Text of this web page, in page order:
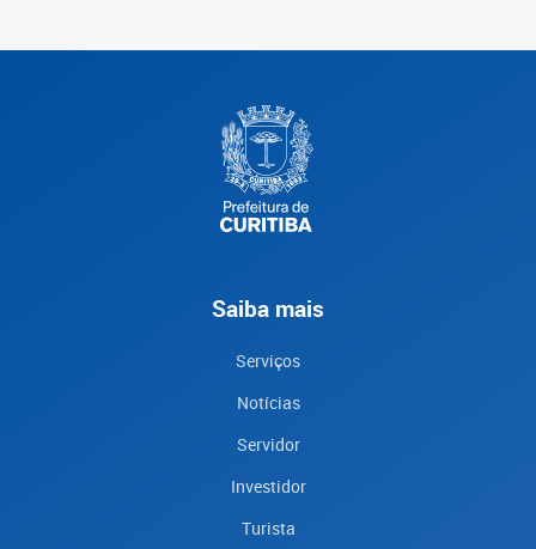
Saiba mais
Serviços
Notícias
Servidor
Investidor
Turista